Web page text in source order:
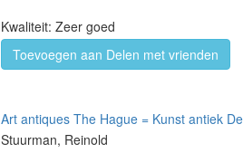
Kwaliteit: Zeer goed
Toevoegen aan Delen met vrienden
Art antiques The Hague = Kunst antiek
Stuurman, Reinold